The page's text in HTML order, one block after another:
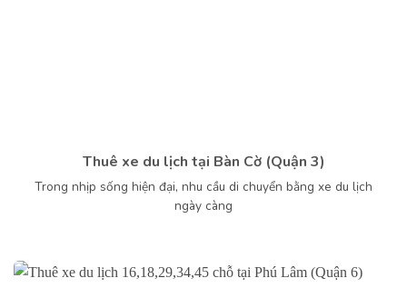
Thuê xe du lịch tại Bàn Cờ (Quận 3)
Trong nhịp sống hiện đại, nhu cầu di chuyển bằng xe du lịch
ngày càng